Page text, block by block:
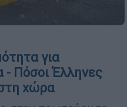
για
- Πόσοι Έλληνες
χώρα